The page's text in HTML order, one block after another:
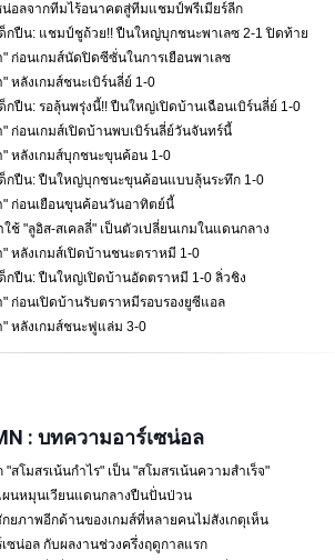
น่อลจากทีมไร้อนาคตสู่ทีมแชมป์พรีเมียร์ลีก
กปืน: แชมป์ชูถ้วย!! ปืนใหญ่บุกชนะพาเลซ 2-1 ปิดท้าย
ก่อนเกมส์นัดปิดซีซั่นในการเยือนพาเลซ
หลังเกมส์ชนะเบิร์นลี่ย์ 1-0
กปืน: รอลุ้นพรุ่งนี้!! ปืนใหญ่เปิดบ้านเฉือนเบิร์นลี่ย์ 1-0
ก่อนเกมส์เปิดบ้านพบเบิร์นลี่ย์วันจันทร์นี้
หลังเกมส์บุกชนะขุนค้อน 1-0
กปืน: ปืนใหญ่บุกชนะขุนค้อนแบบลุ้นระทึก 1-0
ก่อนเยือนขุนค้อนวันอาทิตย์นี้
ช้ "ลูอิส-สเคลลี่" เป็นตัวเปลี่ยนเกมในแดนกลาง
หลังเกมส์เปิดบ้านชนะตราหมี 1-0
กปืน: ปืนใหญ่เปิดบ้านอัดตราหมี 1-0 ลิ่วชิง
ก่อนเปิดบ้านรับตราหมีรอบรองยูซีแอล
หลังเกมส์ชนะฟูแล่ม 3-0
: บทความอาร์เซน่อล
สโมสรเน้นกำไร" เป็น "สโมสรเน้นความสำเร็จ"
ผนหมุนเวียนแดนกลางปืนปั่นป่วน
ยภาพอีกด้านของเกมส์ที่หลายคนไม่สังเกตุเห็น
ซน่อล กับผลงานช่วงครึ่งฤดูกาลแรก